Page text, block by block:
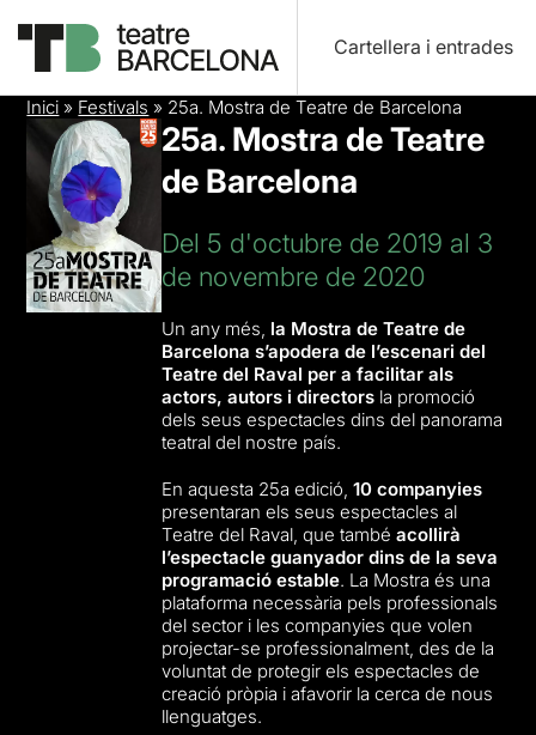
Cartellera i entrades
Inici » Festivals » 25a. Mostra de Teatre de Barcelona
25a. Mostra de Teatre
de Barcelona
Del 5 d'octubre de 2019 al 3
de novembre de 2020
Un any més, la Mostra de Teatre de
Barcelona s’apodera de l’escenari del
Teatre del Raval per a facilitar als
actors, autors i directors la promoció
dels seus espectacles dins del panorama
teatral del nostre país.
En aquesta 25a edició,10 companyies
presentaran els seus espectacles al
Teatre del Raval, que tambéacollirà
l’espectacle guanyador dins de la seva
programació estable. La Mostra és una
plataforma necessària pels professionals
del sector i les companyies que volen
projectar-se professionalment, des de la
voluntat de protegir els espectacles de
creació pròpia i afavorir la cerca de nous
llenguatges.